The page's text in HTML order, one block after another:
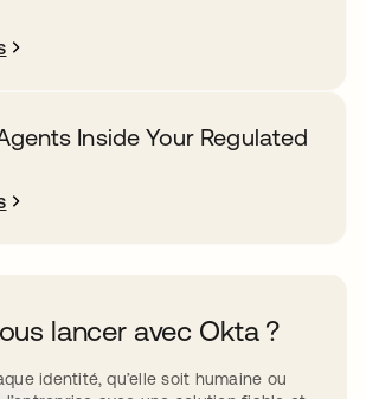
Inside Your Regulated
lancer avec Okta ?
identité, qu’elle soit humaine ou